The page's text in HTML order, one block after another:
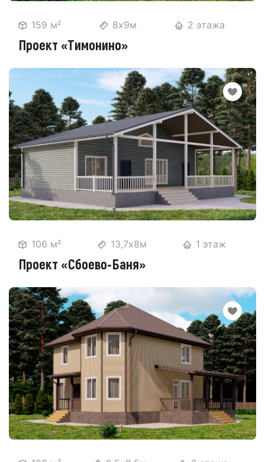
159 м² 8х9м 2 этажа
Проект «Тимонино»
106 м² 13,7х8м 1 этаж
Проект «Сбоево-Баня»